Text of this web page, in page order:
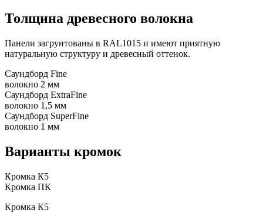
Толщина древесного волокна
Панели загрунтованы в RAL1015 и имеют приятную
натуральную структуру и древесный оттенок.
Саундборд Fine
волокно 2 мм
Саундборд ExtraFine
волокно 1,5 мм
Саундборд SuperFine
волокно 1 мм
Варианты кромок
Кромка К5
Кромка ПК
Кромка К5